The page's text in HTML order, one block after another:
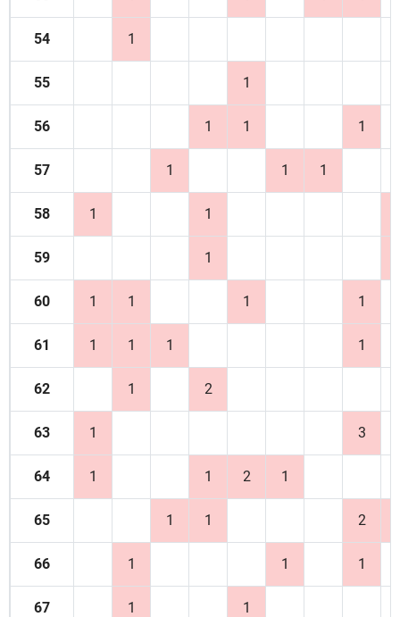
54 1
55 1
56 1 1 1
57 1 1 1
58 1 1
59 1
60 1 1 1 1
61 1 1 1 1
62 1 2
63 1 3
64 1 1 2 1
65 1 1 2
66 1 1 1
67 1 1